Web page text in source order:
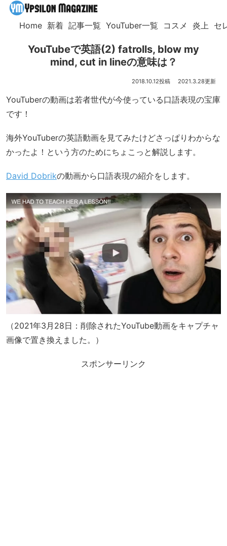
Home 新着 記事一覧 YouTuber一覧 コスメ 炎上 セ
YouTubeで英語(2) fatrolls, blow my
mind, cut in lineの意味は？
2018.10.12 2021.3.28
YouTuberの動画は若者世代が今使っている口語表現の宝庫
です！
海外YouTuberの英語動画を見てみたけどさっぱりわからな
かったよ！という方のためにちょこっと解説します。
David Dobrikの動画から口語表現の紹介をします。
（2021年3月28日：削除されたYouTube動画をキャプチャ
画像で置き換えました。）
スポンサーリンク